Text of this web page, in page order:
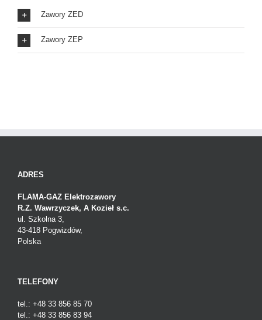
Zawory ZED
Zawory ZEP
ADRES
FLAMA-GAZ Elektrozawory
R.Z. Wawrzyczek, A Kozieł s.c.
ul. Szkolna 3,
43-418 Pogwizdów,
Polska
TELEFONY
tel.: +48 33 856 85 70
tel.: +48 33 856 83 94